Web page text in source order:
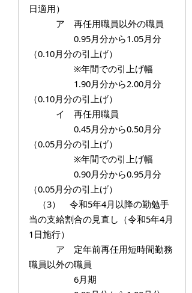
日適用）
ア 再任用職員以外の職員
0.95月分から1.05月分
（0.10月分の引上げ）
※年間での引上げ幅
1.90月分から2.00月分
（0.10月分の引上げ）
イ 再任用職員
0.45月分から0.50月分
（0.05月分の引上げ）
※年間での引上げ幅
0.90月分から0.95月分
（0.05月分の引上げ）
（3） 令和5年4月以降の勤勉手
当の支給割合の見直し（令和5年4月
1日施行）
ア 定年前再任用短時間勤務
職員以外の職員
6月期